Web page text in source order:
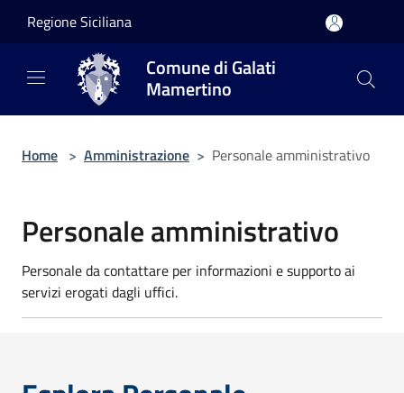
Regione Siciliana
Comune di Galati
Mamertino
Home > Amministrazione > Personale amministrativo
Personale amministrativo
Personale da contattare per informazioni e supporto ai
servizi erogati dagli uffici.